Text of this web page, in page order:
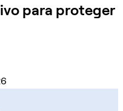
para proteger